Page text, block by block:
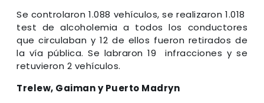
Se controlaron 1.088 vehículos, se realizaron 1.018
test de alcoholemia a todos los conductores
que circulaban y 12 de ellos fueron retirados de
la vía pública. Se labraron 19 infracciones y se
retuvieron 2 vehículos.
Trelew, Gaiman y Puerto Madryn